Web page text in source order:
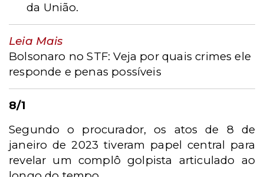
da União.
Leia Mais
Bolsonaro no STF: Veja por quais crimes ele
responde e penas possíveis
8/1
Segundo o procurador, os atos de 8 de
janeiro de 2023 tiveram papel central para
revelar um complô golpista articulado ao